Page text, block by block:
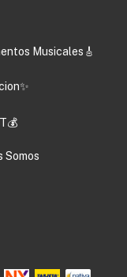
Musicales🎸
Somos